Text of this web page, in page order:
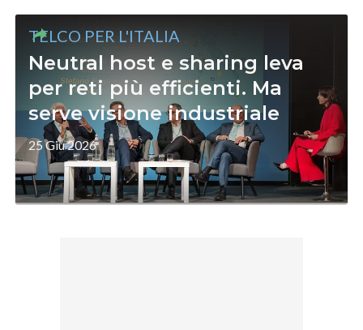
TELCO PER L'ITALIA
Neutral host e sharing leva
per reti più efficienti. Ma
serve visione industriale
25 Giu 2026